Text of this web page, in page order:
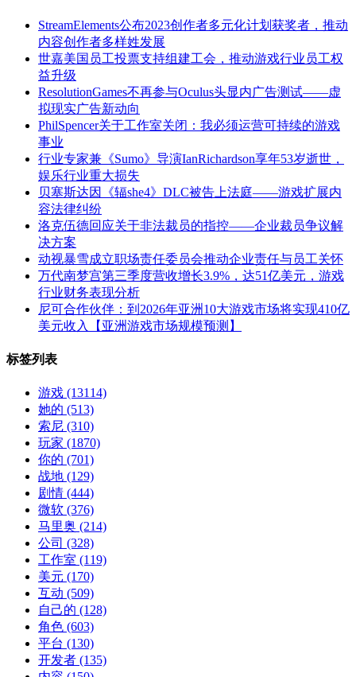
StreamElements公布2023创作者多元化计划获奖者，推动
内容创作者多样姓发展
世嘉美国员工投票支持组建工会，推动游戏行业员工权
益升级
ResolutionGames不再参与Oculus头显内广告测试——虚
拟现实广告新动向
PhilSpencer关于工作室关闭：我必须运营可持续的游戏
事业
行业专家兼《Sumo》导演IanRichardson享年53岁逝世，
娱乐行业重大损失
贝塞斯达因《辐she4》DLC被告上法庭——游戏扩展内
容法律纠纷
洛克伍德回应关于非法裁员的指控——企业裁员争议解
决方案
动视暴雪成立职场责任委员会推动企业责任与员工关怀
万代南梦宫第三季度营收增长3.9%，达51亿美元，游戏
行业财务表现分析
尼可合作伙伴：到2026年亚洲10大游戏市场将实现410亿
美元收入【亚洲游戏市场规模预测】
标签列表
游戏 (13114)
她的 (513)
索尼 (310)
玩家 (1870)
你的 (701)
战地 (129)
剧情 (444)
微软 (376)
马里奥 (214)
公司 (328)
工作室 (119)
美元 (170)
互动 (509)
自己的 (128)
角色 (603)
平台 (130)
开发者 (135)